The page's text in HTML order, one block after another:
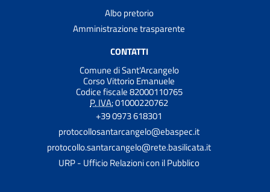
Albo pretorio
Amministrazione trasparente
CONTATTI
Comune di Sant'Arcangelo
Corso Vittorio Emanuele
Codice fiscale 82000110765
P. IVA:01000220762
+39 0973 618301
protocollosantarcangelo@ebaspec.it
protocollo.santarcangelo@rete.basilicata.it
URP - Ufficio Relazioni con il Pubblico